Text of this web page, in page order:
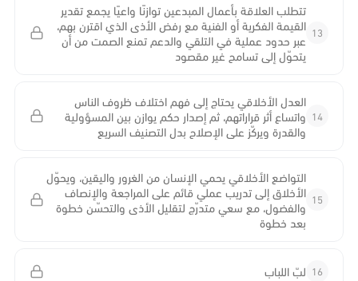
13
تتطلب العلاقة بأعمال المبدعين توازنًا واعيًا يجمع تقدير
القيمة الفكرية أو الفنية مع رفض الأذى الذي اقترن بهم،
عبر حدود عملية في التلقي والدعم تمنع الصمت من أن
يتحوّل إلى تسامح غير مقصود
14
العدل الأخلاقي يحتاج إلى فهم اختلاف ظروف الناس
واتساع أثر قراراتهم، ثم إصدار حكم يوازن بين المسؤولية
والقدرة ويركّز على الإصلاح بدل التصنيف السريع
15
التواضع الأخلاقي يحمي الإنسان من الغرور واليقين، ويحوّل
الأخلاق إلى تدريب عملي قائم على المراجعة والإنصاف
والفضول، مع سعي متدرّج لتقليل الأذى والتحسّن خطوة
بعد خطوة
16 لبّ اللباب